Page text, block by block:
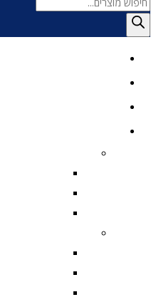
search